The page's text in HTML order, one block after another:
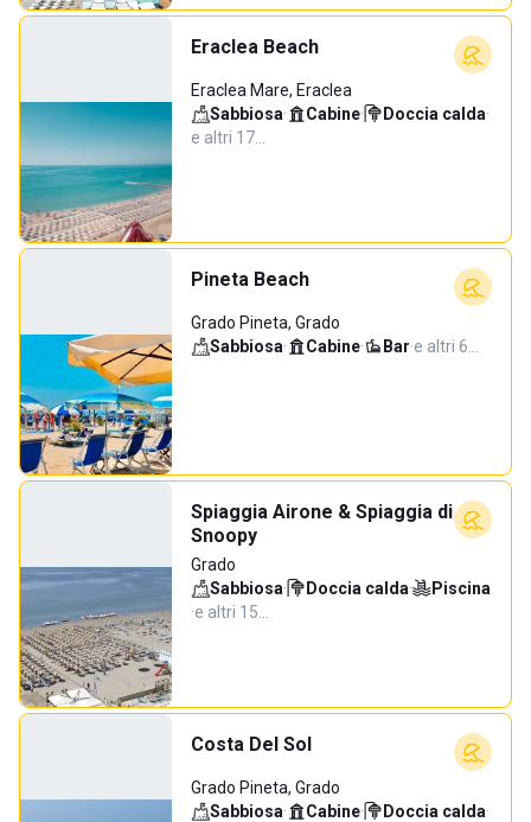
Eraclea Beach
Eraclea Mare, Eraclea
Sabbiosa· Cabine· Doccia calda·
e altri 17…
Pineta Beach
Grado Pineta, Grado
Sabbiosa· Cabine· Bar·e altri 6…
Spiaggia Airone & Spiaggia di
Snoopy
Grado
Sabbiosa· Doccia calda·
Piscina
·e altri 15…
Costa Del Sol
Grado Pineta, Grado
Sabbiosa· Cabine· Doccia calda·